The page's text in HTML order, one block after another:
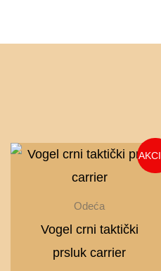
Odeća
Vogel crni taktički
prsluk carrier
bila:
cena